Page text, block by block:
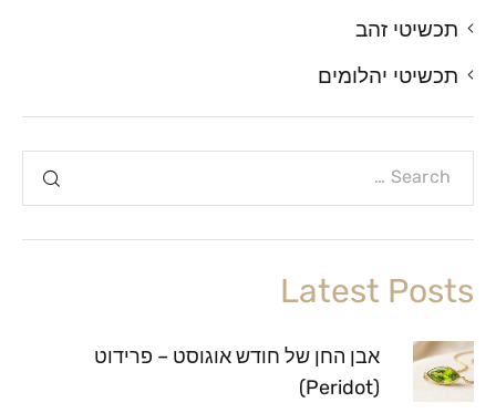
תכשיטי זהב
תכשיטי יהלומים
Latest Posts
אבן החן של חודש אוגוסט – פרידוט
(Peridot)